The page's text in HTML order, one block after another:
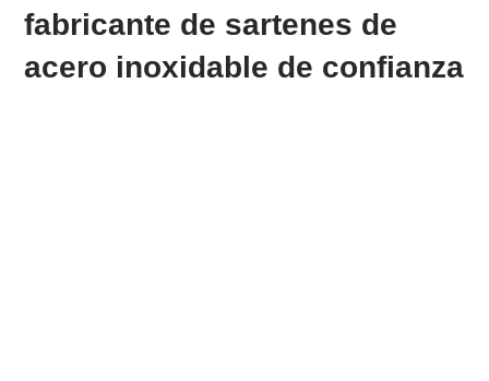
fabricante de sartenes de
acero inoxidable de confianza